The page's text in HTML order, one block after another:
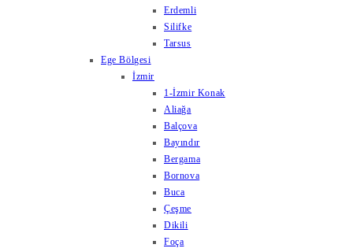
Erdemli
Silifke
Tarsus
Ege Bölgesi
İzmir
1-İzmir Konak
Aliağa
Balçova
Bayındır
Bergama
Bornova
Buca
Çeşme
Dikili
Foça